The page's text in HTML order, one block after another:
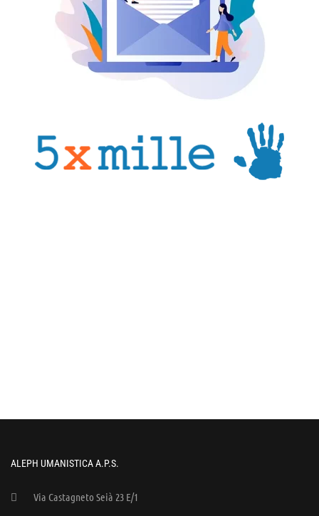
ALEPH UMANISTICA A.P.S.
Via Castagneto Seià 23 E/1